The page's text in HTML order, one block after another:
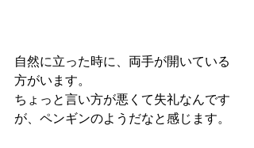
自然に立った時に、両手が開いている
方がいます。
ちょっと言い方が悪くて失礼なんです
が、ペンギンのようだなと感じます。